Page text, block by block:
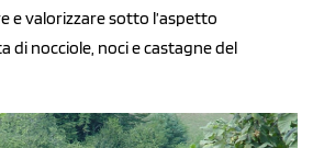
e valorizzare sotto l’aspetto
di nocciole, noci e castagne del